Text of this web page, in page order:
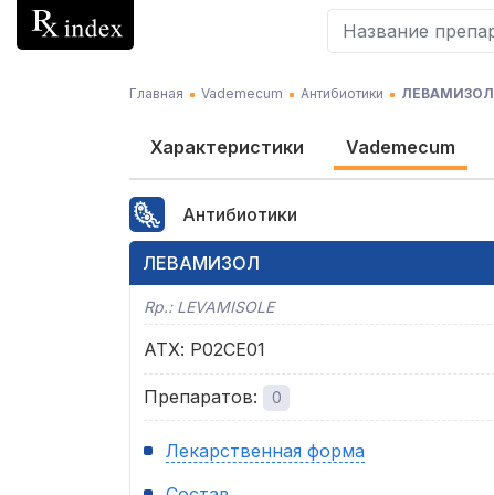
Главная Vademecum Антибиотики ЛЕВАМИЗОЛ
Характеристики Vademecum
Антибиотики
ЛЕВАМИЗОЛ
Rp.: LEVAMISOLE
АТХ: P02CE01
Препаратов: 0
Лекарственная форма